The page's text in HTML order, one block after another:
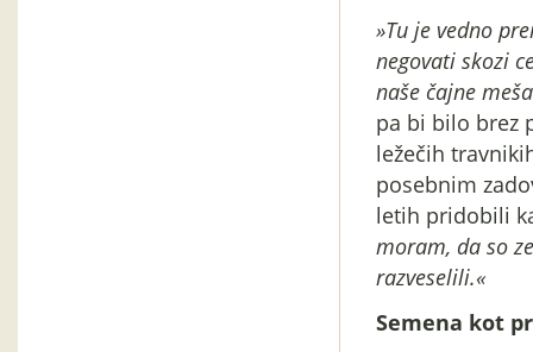
»Tu je vedno
negovati skozi
naše čajne
pa bi bilo brez
ležečih
posebnim
letih pridobili
moram, da so
razveselili.«
Semena kot